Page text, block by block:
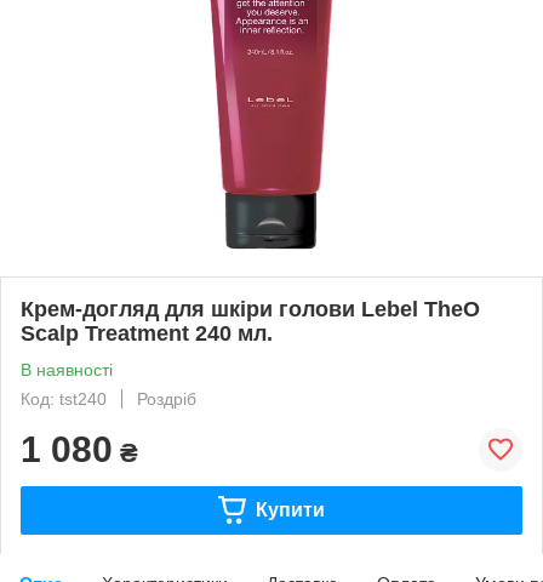
Крем-догляд для шкіри голови Lebel TheO
Scalp Treatment 240 мл.
В наявності
Код: tst240
Роздріб
1 080 ₴
Купити